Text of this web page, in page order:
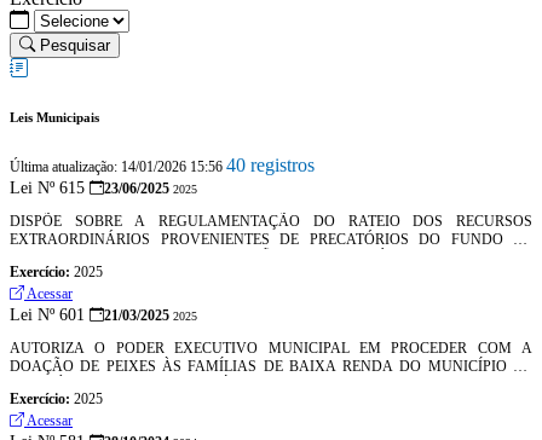
Pesquisar
Leis Municipais
Última atualização: 14/01/2026 15:56 40 registros
Lei Nº 615 23/06/2025 2025
DISPÕE SOBRE A REGULAMENTAÇÃO DO RATEIO DOS RECURSOS
EXTRAORDINÁRIOS PROVENIENTES DE PRECATÓRIOS DO FUNDO DE
FUNDO DE MANUTENÇÃO E DESENVOLVIMENTO DA EDUCAÇÃO BÁSICA
E DE VALORIZAÇÃO DOS PROFISSIONAIS DA EDUCAÇÃO (FUNDEB), NA
FORMA DA LEI FEDERAL NO 14.325, DE 12 DE ABRIL DE 2022, E DÁ OUTRAS
Exercício: 2025
Acessar
Lei Nº 601 21/03/2025 2025
AUTORIZA O PODER EXECUTIVO MUNICIPAL EM PROCEDER COM A
DOAÇÃO DE PEIXES ÀS FAMÍLIAS DE BAIXA RENDA DO MUNICÍPIO DE
Exercício: 2025
Acessar